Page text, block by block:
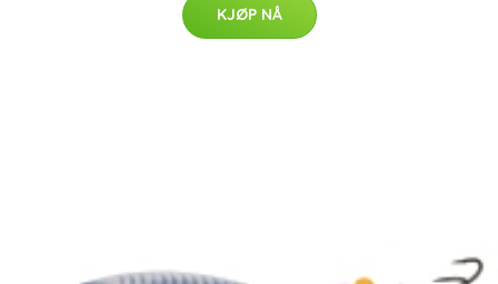
KJØP NÅ